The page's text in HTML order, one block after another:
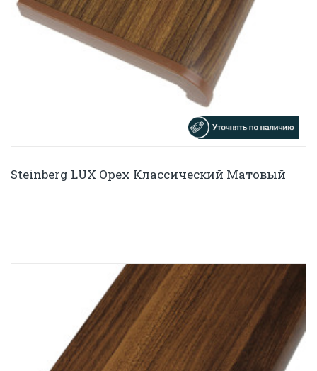
Steinberg LUX Орех Классический Матовый